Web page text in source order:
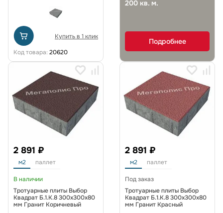
Купить в 1 клик
Код товара: 20620
200 кв. м.
Подробнее
2 891 ₽
м2 паллет
В наличии
Тротуарные плиты Выбор
Квадрат Б.1.К.8 300х300х80
мм Гранит Коричневый
2 891 ₽
м2 паллет
Под заказ
Тротуарные плиты Выбор
Квадрат Б.1.К.8 300х300х80
мм Гранит Красный